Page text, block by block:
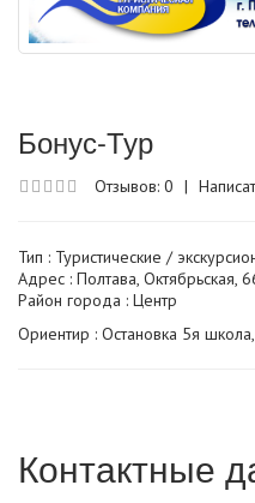
Бонус-Тур
Отзывов: 0 |
Тип : Туристические /
Адрес : Полтава, Октябрьская,
Район города : Центр
Ориентир : Остановка 5я
Контактные